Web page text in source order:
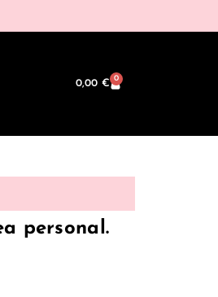
0,00 € 0
personal.